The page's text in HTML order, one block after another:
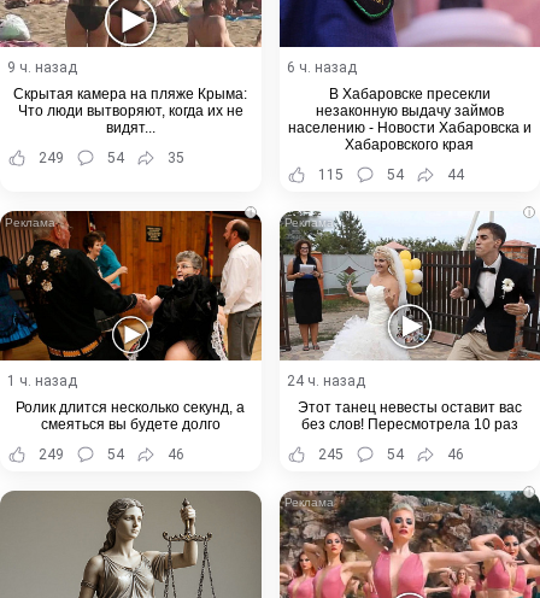
9 ч. назад
Скрытая камера на пляже Крыма:
Что люди вытворяют, когда их не
видят...
249
54 35
6 ч. назад
В Хабаровске пресекли
незаконную выдачу займов
населению - Новости Хабаровска и
Хабаровского края
115
54 44
i
1 ч. назад
Ролик длится несколько секунд, а
смеяться вы будете долго
249
54 46
i
24 ч. назад
Этот танец невесты оставит вас
без слов! Пересмотрела 10 раз
245
54 46
i